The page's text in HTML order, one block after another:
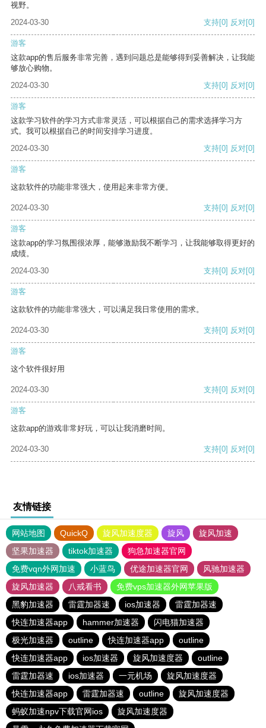
视野。
2024-03-30
支持[0] 反对[0]
游客
这款app的售后服务非常完善，遇到问题总是能够得到妥善解决，让我能
够放心购物。
2024-03-30
支持[0] 反对[0]
游客
这款学习软件的学习方式非常灵活，可以根据自己的需求选择学习方
式。我可以根据自己的时间安排学习进度。
2024-03-30
支持[0] 反对[0]
游客
这款软件的功能非常强大，使用起来非常方便。
2024-03-30 支持[0] 反对[0]
游客
这款app的学习氛围很浓厚，能够激励我不断学习，让我能够取得更好的
成绩。
2024-03-30
支持[0] 反对[0]
游客
这款软件的功能非常强大，可以满足我日常使用的需求。
2024-03-30 支持[0] 反对[0]
游客
这个软件很好用
2024-03-30 支持[0] 反对[0]
游客
这款app的游戏非常好玩，可以让我消磨时间。
2024-03-30 支持[0] 反对[0]
友情链接
网站地图 QuickQ 旋风加速度器 旋风
旋风加速
坚果加速器
tiktok加速器
狗急加速器官网
免费vqn外网加速
小蓝鸟 优途加速器官网
风驰加速器
旋风加速器
八戒看书
免费vps加速器外网苹果版
黑豹加速器
雷霆加器速 ios加速器
雷霆加器速
快连加速器app
hammer加速器
闪电猫加速器
极光加速器
outline 快连加速器app
outline
快连加速器app
ios加速器 旋风加速度器
outline
雷霆加器速
ios加速器 一元机场
旋风加速度器
快连加速器app
雷霆加器速 outline
旋风加速度器
蚂蚁加速npv下载官网ios
旋风加速度器